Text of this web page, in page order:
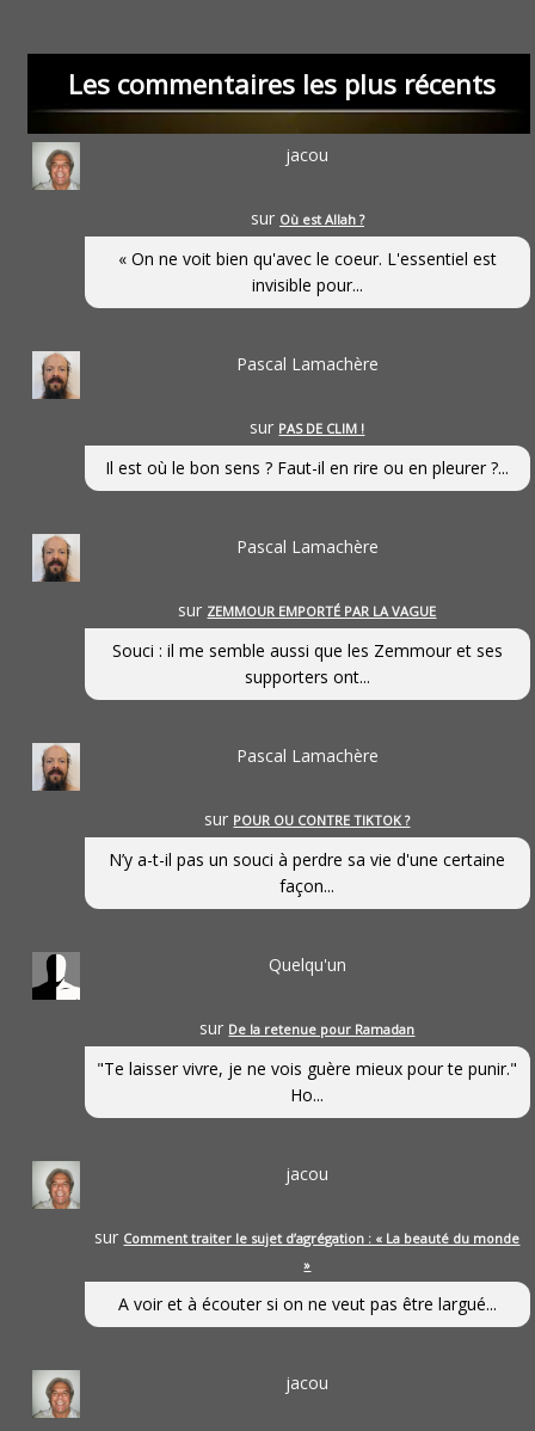
Les commentaires les plus récents
jacou
sur Où est Allah ?
« On ne voit bien qu'avec le coeur. L'essentiel est
invisible pour...
Pascal Lamachère
sur PAS DE CLIM !
Il est où le bon sens ? Faut-il en rire ou en pleurer ?...
Pascal Lamachère
sur ZEMMOUR EMPORTÉ PAR LA VAGUE
Souci : il me semble aussi que les Zemmour et ses
supporters ont...
Pascal Lamachère
sur POUR OU CONTRE TIKTOK ?
N’y a-t-il pas un souci à perdre sa vie d'une certaine
façon...
Quelqu'un
sur De la retenue pour Ramadan
"Te laisser vivre, je ne vois guère mieux pour te punir."
Ho...
jacou
sur Comment traiter le sujet d’agrégation : « La beauté du monde
»
A voir et à écouter si on ne veut pas être largué...
jacou